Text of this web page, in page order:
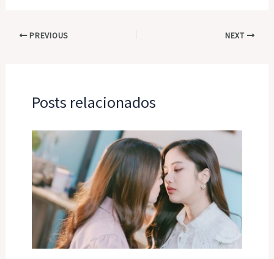
PREVIOUS NEXT
Posts relacionados